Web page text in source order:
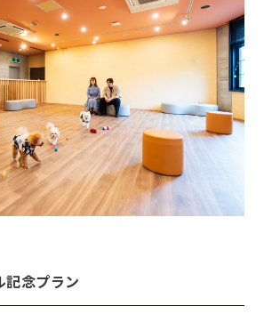
記念プラン